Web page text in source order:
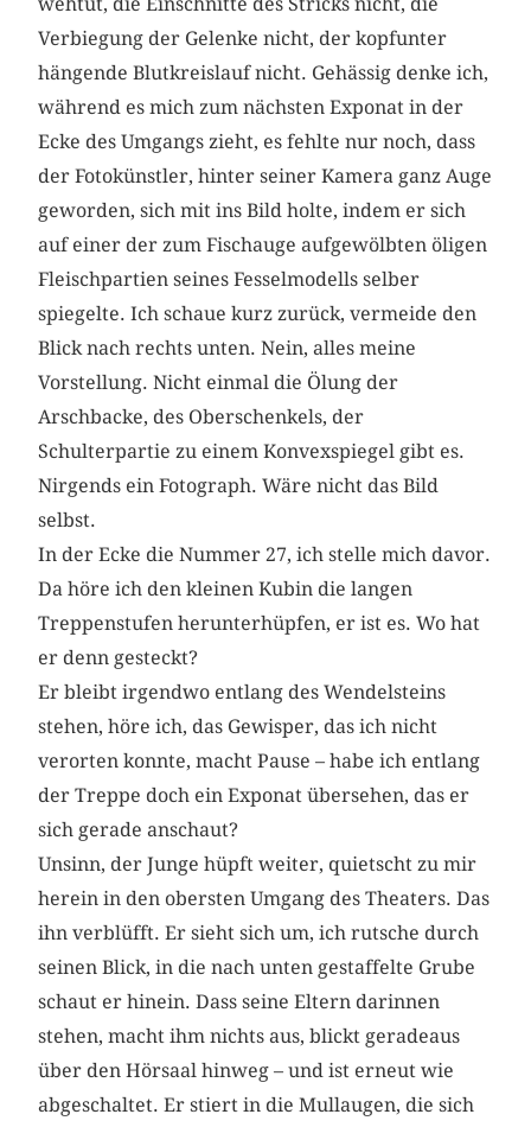
wehtut, die Einschnitte des Stricks nicht, die
Verbiegung der Gelenke nicht, der kopfunter
hängende Blutkreislauf nicht. Gehässig denke ich,
während es mich zum nächsten Exponat in der
Ecke des Umgangs zieht, es fehlte nur noch, dass
der Fotokünstler, hinter seiner Kamera ganz Auge
geworden, sich mit ins Bild holte, indem er sich
auf einer der zum Fischauge aufgewölbten öligen
Fleischpartien seines Fesselmodells selber
spiegelte. Ich schaue kurz zurück, vermeide den
Blick nach rechts unten. Nein, alles meine
Vorstellung. Nicht einmal die Ölung der
Arschbacke, des Oberschenkels, der
Schulterpartie zu einem Konvexspiegel gibt es.
Nirgends ein Fotograph. Wäre nicht das Bild
selbst.
In der Ecke die Nummer 27, ich stelle mich davor.
Da höre ich den kleinen Kubin die langen
Treppenstufen herunterhüpfen, er ist es. Wo hat
er denn gesteckt?
Er bleibt irgendwo entlang des Wendelsteins
stehen, höre ich, das Gewisper, das ich nicht
verorten konnte, macht Pause – habe ich entlang
der Treppe doch ein Exponat übersehen, das er
sich gerade anschaut?
Unsinn, der Junge hüpft weiter, quietscht zu mir
herein in den obersten Umgang des Theaters. Das
ihn verblüfft. Er sieht sich um, ich rutsche durch
seinen Blick, in die nach unten gestaffelte Grube
schaut er hinein. Dass seine Eltern darinnen
stehen, macht ihm nichts aus, blickt geradeaus
über den Hörsaal hinweg – und ist erneut wie
abgeschaltet. Er stiert in die Mullaugen, die sich